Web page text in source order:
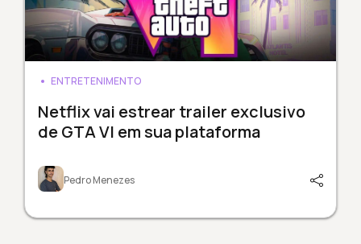
ENTRETENIMENTO
Netflix vai estrear trailer exclusivo
de GTA VI em sua plataforma
Pedro Menezes